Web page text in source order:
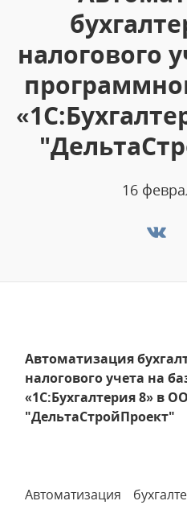
налогового
16
Автоматизация
налогового учета на
«1С:Бухгалтерия 8» в
"ДельтаСтройПроект"
Автоматизация